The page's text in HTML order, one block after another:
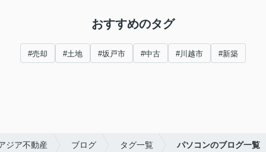
おすすめのタグ
#売却 #土地 #坂戸市 #中古 #川越市 #新築
ジア不動産 ブログ タグ一覧 パソコンのブログ一覧